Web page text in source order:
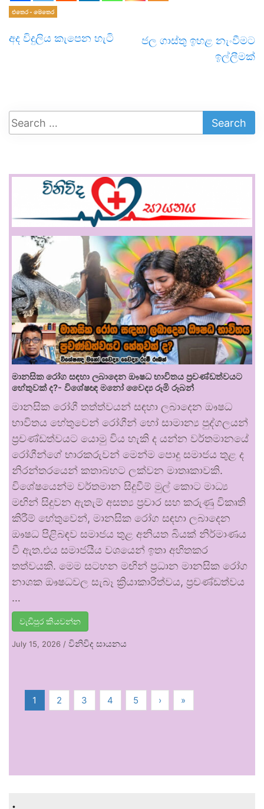
එතෙර - මෙතෙර
අද විදුලිය කැපෙන හැටි
ජල ගාස්තු ඉහළ නැංවීමට
ඉල්ලීමක්
මානසික රෝග සඳහා ලබාදෙන ඖෂධ භාවිතය ප්‍රචණ්ඩත්වයට
හේතුවක් ද?- විශේෂඥ මනෝ වෛද්‍ය රූමි රූබන්
මානසික රෝගී තත්ත්වයන් සඳහා ලබාදෙන ඖෂධ
භාවිතය හේතුවෙන් රෝගීන් හෝ සාමාන්‍ය පුද්ගලයන්
ප්‍රචණ්ඩත්වයට යොමු විය හැකි ද යන්න වර්තමානයේ
රෝගීන්ගේ භාරකරුවන් මෙන්ම පොදු සමාජය තුළ ද
නිරන්තරයෙන් කතාබහට ලක්වන මාතෘකාවකි.
විශේෂයෙන්ම වර්තමාන සිදුවීම් මුල් කොට මාධ්‍ය
මඟින් සිදුවන ඇතැම් අසත්‍ය ප්‍රචාර සහ කරුණු විකෘති
කිරීම් හේතුවෙන්, මානසික රෝග සඳහා ලබාදෙන
ඖෂධ පිළිබඳව සමාජය තුළ අනියත බියක් නිර්මාණය
වී ඇත.එය සමාජයීය වශයෙන් ඉතා අහිතකර
තත්වයකි. මෙම සටහන මඟින් ප්‍රධාන මානසික රෝග
නාශක ඖෂධවල සැබෑ ක්‍රියාකාරීත්වය, ප්‍රචණ්ඩත්වය
…
වැඩිපුර කියවන්න
July 15, 2026 / විනිවිද සායනය
1 2 3 4 5 › »
.